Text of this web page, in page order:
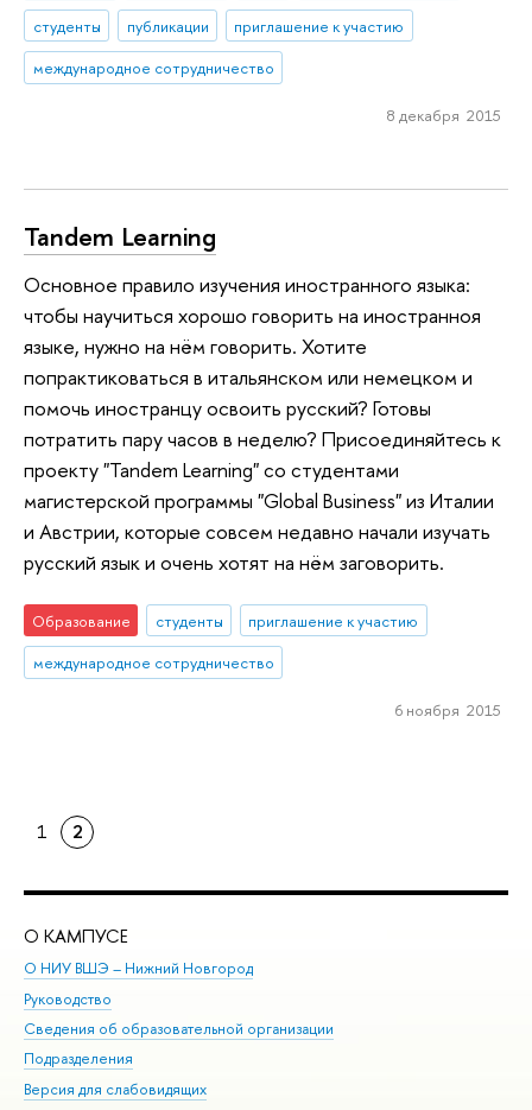
студенты
публикации
приглашение к участию
международное сотрудничество
8 декабря 2015
Tandem Learning
Основное правило изучения иностранного языка:
чтобы научиться хорошо говорить на иностранноя
языке, нужно на нём говорить. Хотите
попрактиковаться в итальянском или немецком и
помочь иностранцу освоить русский? Готовы
потратить пару часов в неделю? Присоединяйтесь к
проекту "Tandem Learning" со студентами
магистерской программы "Global Business" из Италии
и Австрии, которые совсем недавно начали изучать
русский язык и очень хотят на нём заговорить.
Образование студенты
приглашение к участию
международное сотрудничество
6 ноября 2015
1 2
О КАМПУСЕ
О НИУ ВШЭ – Нижний Новгород
Руководство
Сведения об образовательной организации
Подразделения
Версия для слабовидящих